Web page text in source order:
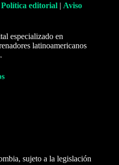
Política editorial | Aviso
especializado en
latinoamericanos
sujeto a la legislación